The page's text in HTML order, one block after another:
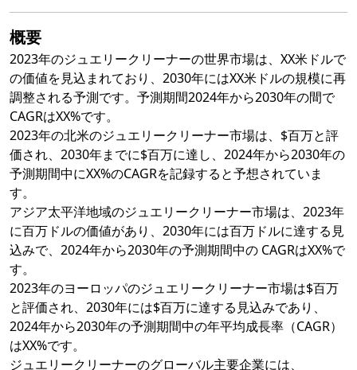
概要
2023年のジュエリークリーナーの世界市場は、XX米ドルで
の価値を見込まれており、2030年にはXX米ドルの規模に再
調整される予測です。予測期間2024年から2030年の間で
CAGRはXX%です。
2023年の北米のジュエリークリーナー市場は、$百万と評
価され、2030年までに$百万に達し、2024年から2030年の
予測期間中にXX%のCAGRを記録すると予想されていま
す。
アジア太平洋地域のジュエリークリーナー市場は、2023年
に百万ドルの価値があり、2030年には百万ドルに達する見
込みで、2024年から2030年の予測期間中の CAGRはXX%で
す。
2023年のヨーロッパのジュエリークリーナー市場は$百万
と評価され、2030年には$百万に達する見込みであり、
2024年から2030年の予測期間中の年平均成長率（CAGR）
はXX%です。
ジュエリークリーナーのグローバル主要企業には、